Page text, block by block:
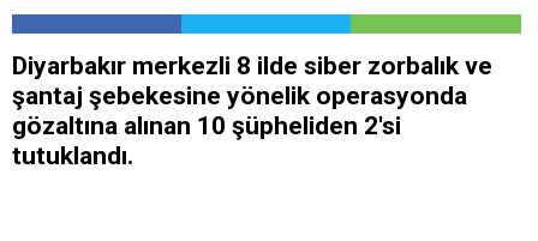
Diyarbakır merkezli 8 ilde siber zorbalık ve
şantaj şebekesine yönelik operasyonda
gözaltına alınan 10 şüpheliden 2'si
tutuklandı.